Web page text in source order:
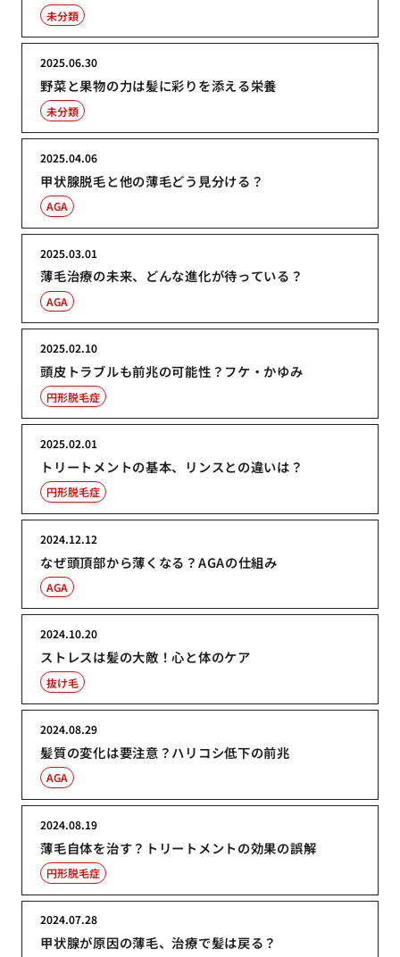
未分類
野菜と果物の力は髪に彩りを添える栄養
2025.06.30
未分類
甲状腺脱毛と他の薄毛どう見分ける？
2025.04.06
AGA
薄毛治療の未来、どんな進化が待っている？
2025.03.01
AGA
頭皮トラブルも前兆の可能性？フケ・かゆみ
2025.02.10
円形脱毛症
トリートメントの基本、リンスとの違いは？
2025.02.01
円形脱毛症
なぜ頭頂部から薄くなる？AGAの仕組み
2024.12.12
AGA
ストレスは髪の大敵！心と体のケア
2024.10.20
抜け毛
髪質の変化は要注意？ハリコシ低下の前兆
2024.08.29
AGA
薄毛自体を治す？トリートメントの効果の誤解
2024.08.19
円形脱毛症
甲状腺が原因の薄毛、治療で髪は戻る？
2024.07.28